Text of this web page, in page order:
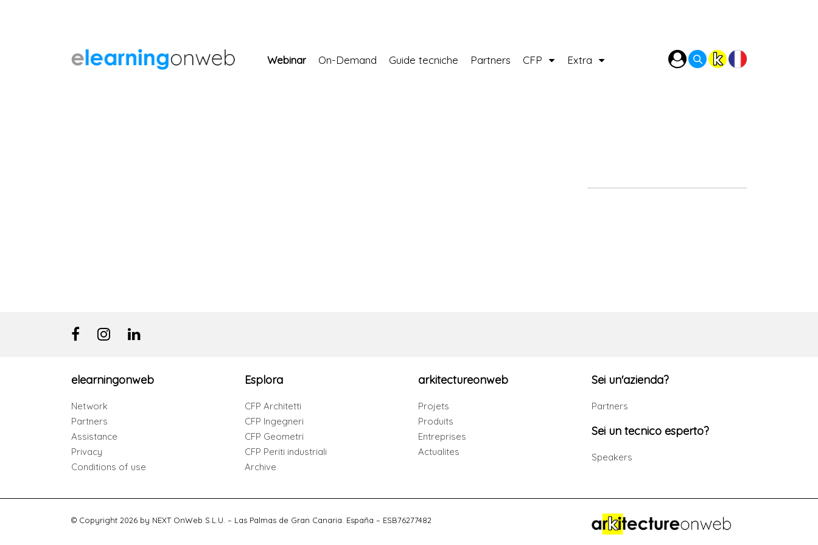
Webinar On-Demand Guide tecniche Partners CFP Extra
elearningonweb
Network
Partners
Assistance
Privacy
Conditions of use
Esplora
CFP Architetti
CFP Ingegneri
CFP Geometri
CFP Periti industriali
Archive
arkitectureonweb
Projets
Produits
Entreprises
Actualites
Sei un'azienda?
Partners
Sei un tecnico esperto?
Speakers
© Copyright 2026 by NEXT OnWeb S.L.U. – Las Palmas de Gran Canaria. España – ESB76277482